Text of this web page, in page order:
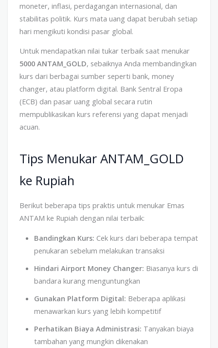
moneter, inflasi, perdagangan internasional, dan
stabilitas politik. Kurs mata uang dapat berubah setiap
hari mengikuti kondisi pasar global.
Untuk mendapatkan nilai tukar terbaik saat menukar
5000 ANTAM_GOLD, sebaiknya Anda membandingkan
kurs dari berbagai sumber seperti bank, money
changer, atau platform digital. Bank Sentral Eropa
(ECB) dan pasar uang global secara rutin
mempublikasikan kurs referensi yang dapat menjadi
acuan.
Tips Menukar ANTAM_GOLD
ke Rupiah
Berikut beberapa tips praktis untuk menukar Emas
ANTAM ke Rupiah dengan nilai terbaik:
Bandingkan Kurs: Cek kurs dari beberapa tempat
penukaran sebelum melakukan transaksi
Hindari Airport Money Changer: Biasanya kurs di
bandara kurang menguntungkan
Gunakan Platform Digital: Beberapa aplikasi
menawarkan kurs yang lebih kompetitif
Perhatikan Biaya Administrasi: Tanyakan biaya
tambahan yang mungkin dikenakan